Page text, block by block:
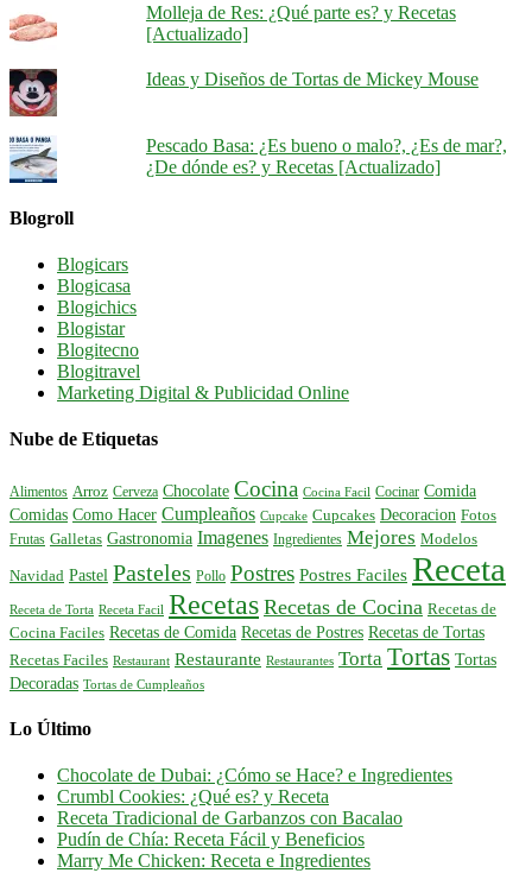
Molleja de Res: ¿Qué parte es? y Recetas
[Actualizado]
Ideas y Diseños de Tortas de Mickey Mouse
Pescado Basa: ¿Es bueno o malo?, ¿Es de mar?,
¿De dónde es? y Recetas [Actualizado]
Blogroll
Blogicars
Blogicasa
Blogichics
Blogistar
Blogitecno
Blogitravel
Marketing Digital & Publicidad Online
Nube de Etiquetas
Alimentos Arroz Cerveza Chocolate Cocina Cocina Facil Cocinar Comida
Comidas Como Hacer Cumpleaños Cupcake Cupcakes Decoracion Fotos
Frutas Galletas Gastronomia Imagenes Ingredientes Mejores Modelos
Navidad Pastel Pasteles Pollo Postres Postres Faciles Receta
Receta de Torta Receta Facil Recetas Recetas de Cocina Recetas de
Cocina Faciles Recetas de Comida Recetas de Postres Recetas de Tortas
Recetas Faciles Restaurant Restaurante Restaurantes Torta Tortas Tortas
Decoradas Tortas de Cumpleaños
Lo Último
Chocolate de Dubai: ¿Cómo se Hace? e Ingredientes
Crumbl Cookies: ¿Qué es? y Receta
Receta Tradicional de Garbanzos con Bacalao
Pudín de Chía: Receta Fácil y Beneficios
Marry Me Chicken: Receta e Ingredientes